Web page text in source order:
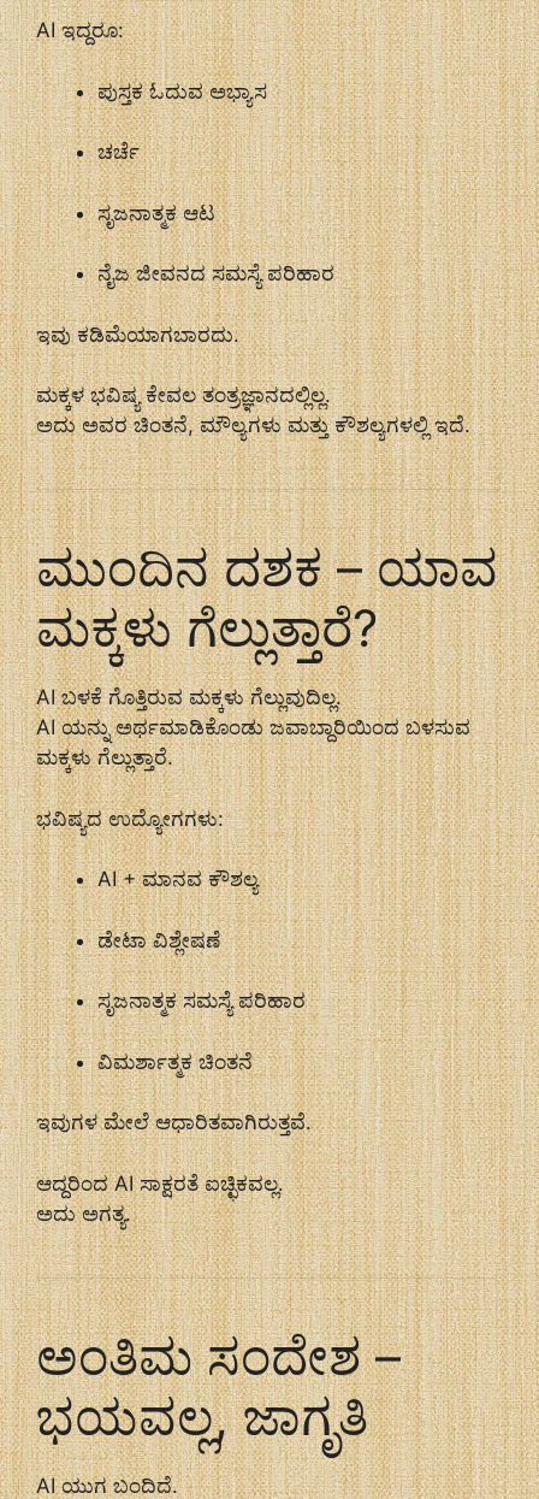
AI ಇದ್ದರೂ:
ಪುಸ್ತಕ ಓದುವ ಅಭ್ಯಾಸ
ಚರ್ಚೆ
ಸೃಜನಾತ್ಮಕ ಆಟ
ನೈಜ ಜೀವನದ ಸಮಸ್ಯೆ ಪರಿಹಾರ
ಇವು ಕಡಿಮೆಯಾಗಬಾರದು.
ಮಕ್ಕಳ ಭವಿಷ್ಯ ಕೇವಲ ತಂತ್ರಜ್ಞಾನದಲ್ಲಿಲ್ಲ.
ಅದು ಅವರ ಚಿಂತನೆ, ಮೌಲ್ಯಗಳು ಮತ್ತು ಕೌಶಲ್ಯಗಳಲ್ಲಿ ಇದೆ.
ಮುಂದಿನ ದಶಕ – ಯಾವ
ಮಕ್ಕಳು ಗೆಲ್ಲುತ್ತಾರೆ?
AI ಬಳಕೆ ಗೊತ್ತಿರುವ ಮಕ್ಕಳು ಗೆಲ್ಲುವುದಿಲ್ಲ.
AI ಯನ್ನು ಅರ್ಥಮಾಡಿಕೊಂಡು ಜವಾಬ್ದಾರಿಯಿಂದ ಬಳಸುವ
ಮಕ್ಕಳು ಗೆಲ್ಲುತ್ತಾರೆ.
ಭವಿಷ್ಯದ ಉದ್ಯೋಗಗಳು:
AI + ಮಾನವ ಕೌಶಲ್ಯ
ಡೇಟಾ ವಿಶ್ಲೇಷಣೆ
ಸೃಜನಾತ್ಮಕ ಸಮಸ್ಯೆ ಪರಿಹಾರ
ವಿಮರ್ಶಾತ್ಮಕ ಚಿಂತನೆ
ಇವುಗಳ ಮೇಲೆ ಆಧಾರಿತವಾಗಿರುತ್ತವೆ.
ಆದ್ದರಿಂದ AI ಸಾಕ್ಷರತೆ ಐಚ್ಛಿಕವಲ್ಲ.
ಅದು ಅಗತ್ಯ.
ಅಂತಿಮ ಸಂದೇಶ –
ಭಯವಲ್ಲ, ಜಾಗೃತಿ
AI ಯುಗ ಬಂದಿದೆ.